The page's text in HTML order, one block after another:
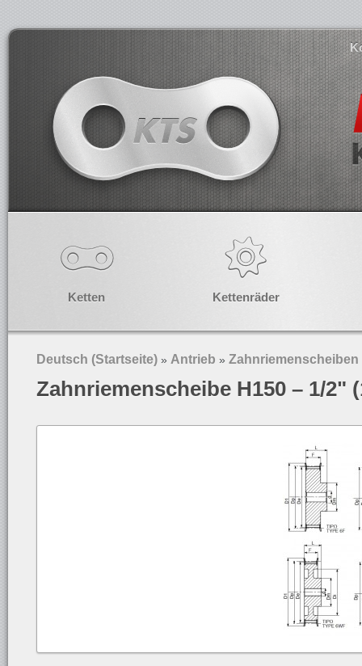
Ketten Kettenräder
Deutsch (Startseite) » Antrieb » Zahnriemenscheiben
Zahnriemenscheibe H150 – 1/2"